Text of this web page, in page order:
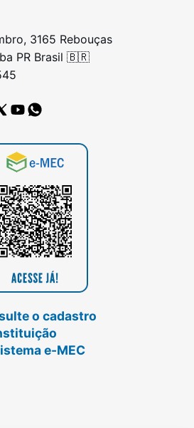
3165 Rebouças
PR Brasil 🇧🇷
o cadastro
e-MEC